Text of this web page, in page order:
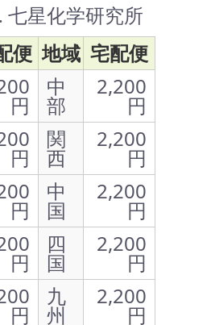
星化学研究所
便 地域 宅配便
円
中
部
2,200
円
円
関
西
2,200
円
円
中
国
2,200
円
円
四
国
2,200
円
円
九
州
2,200
円